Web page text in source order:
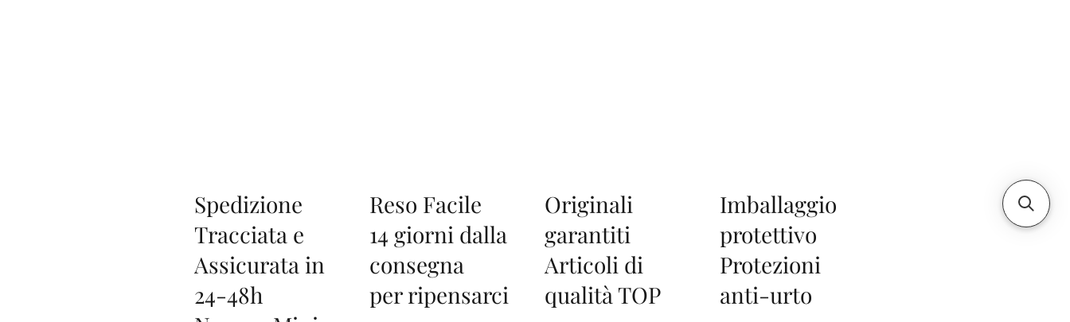
Spedizione
Tracciata e
Assicurata in
24-48h
Reso Facile
14 giorni dalla
consegna
per ripensarci
Originali
garantiti
Articoli di
qualità TOP
Imballaggio
protettivo
Protezioni
anti-urto